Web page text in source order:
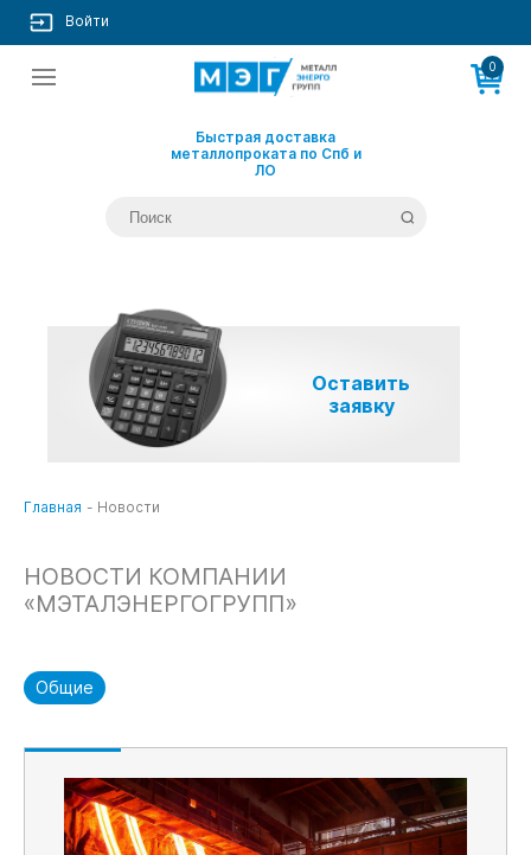
Войти
Быстрая доставка
металлопроката по Спб и
ЛО
Оставить
заявку
0
Главная - Новости
НОВОСТИ КОМПАНИИ
«МЭТАЛЭНЕРГОГРУПП»
Общие